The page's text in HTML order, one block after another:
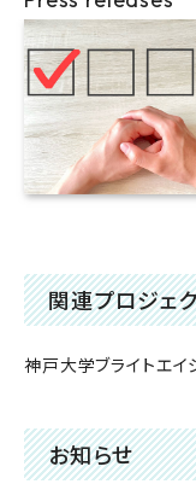
関連プロジェ
神戸大学ブライトエイ
お知らせ